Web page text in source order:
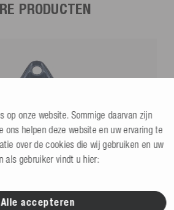
PRODUCTEN
op onze website. Sommige daarvan zijn
ons helpen deze website en uw ervaring te
over de cookies die wij gebruiken en uw
als gebruiker vindt u hier:
Alle accepteren